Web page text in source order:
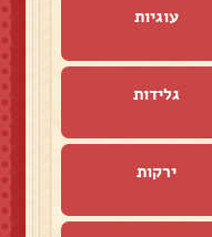
עוגיות
גלידות
ירקות